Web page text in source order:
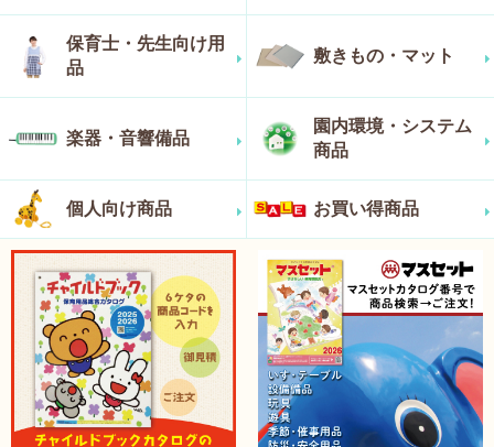
保育士・先生向け用
品
敷きもの・マット
楽器・音響備品
園内環境・システム
商品
個人向け商品 お買い得商品